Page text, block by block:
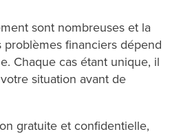
sont nombreuses et la
financiers dépend
Chaque cas étant unique, il
situation avant de
gratuite et confidentielle,